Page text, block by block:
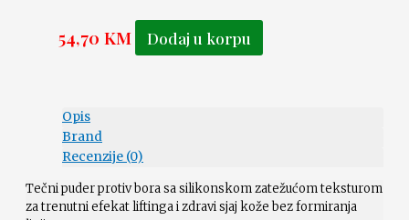
54,70KM Dodaj u korpu
Opis
Brand
Recenzije (0)
Tečni puder protiv bora sa silikonskom zatežućom teksturom
za trenutni efekat liftinga i zdravi sjaj kože bez formiranja